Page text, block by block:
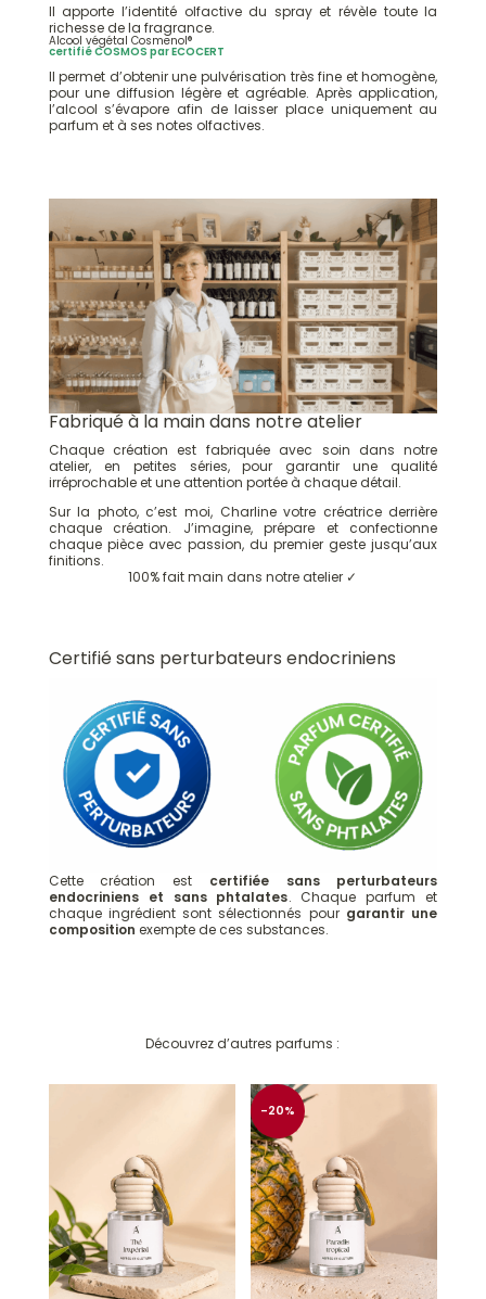
Il apporte l’identité olfactive du spray et révèle toute la
richesse de la fragrance.
Alcool végétal Cosmenol®
certifié COSMOS par ECOCERT
Il permet d’obtenir une pulvérisation très fine et homogène,
pour une diffusion légère et agréable. Après application,
l’alcool s’évapore afin de laisser place uniquement au
parfum et à ses notes olfactives.
Fabriqué à la main dans notre atelier
Chaque création est fabriquée avec soin dans notre
atelier, en petites séries, pour garantir une qualité
irréprochable et une attention portée à chaque détail.
Sur la photo, c’est moi, Charline votre créatrice derrière
chaque création. J’imagine, prépare et confectionne
chaque pièce avec passion, du premier geste jusqu’aux
finitions.
100% fait main dans notre atelier ✓
Certifié sans perturbateurs endocriniens
Cette création est certifiée sans perturbateurs
endocriniens et sans phtalates. Chaque parfum et
chaque ingrédient sont sélectionnés pour garantir une
composition exempte de ces substances.
Diffuseur de parfum voiture Grenade poire
Wahou!
Une odeur tellement douce et fruité. Il est surprenant et agréable à
Tue Mar 11 2025 06:32:55 GMT+0000 (Coordinated Universal Time)
Découvrez d’autres parfums :
-20%